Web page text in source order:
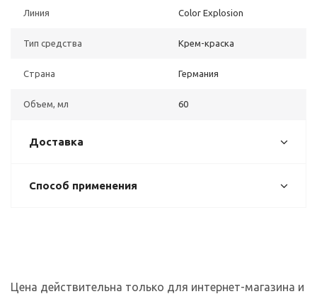
Линия Color Explosion
Тип средства Крем-краска
Страна Германия
Объем, мл 60
Доставка
Способ применения
Цена действительна только для интернет-магазина и